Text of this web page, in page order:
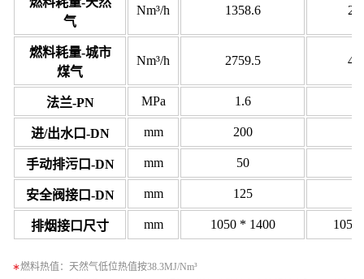
气
Nm³/h 1358.6
燃料耗量-城市
煤气
Nm³/h 2759.5
法兰-PN MPa 1.6
进/出水口-DN mm 200
手动排污口-DN mm 50
安全阀接口-DN mm 125
排烟接口尺寸 mm 1050 * 1400 1054
∗燃料热值：天然气低位热值按38.3MJ/Nm³